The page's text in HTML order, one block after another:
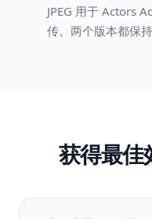
JPEG 用于 Actors
传。两个版本都保持
获得最佳